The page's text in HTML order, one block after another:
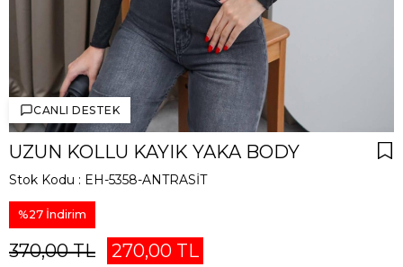
CANLI DESTEK
UZUN KOLLU KAYIK YAKA BODY
Stok Kodu EH-5358-ANTRASİT
%27 İndirim
370,00 TL 270,00 TL